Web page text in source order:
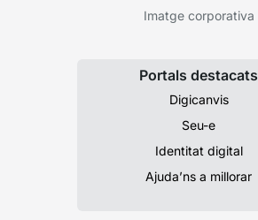
Imatge corporativa
Portals destacats
Digicanvis
Seu-e
Identitat digital
Ajuda’ns a millorar